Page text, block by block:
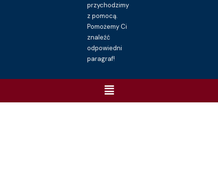
przychodzimy
z pomocą.
Pomożemy Ci
znaleźć
odpowiedni
paragraf!
Menu